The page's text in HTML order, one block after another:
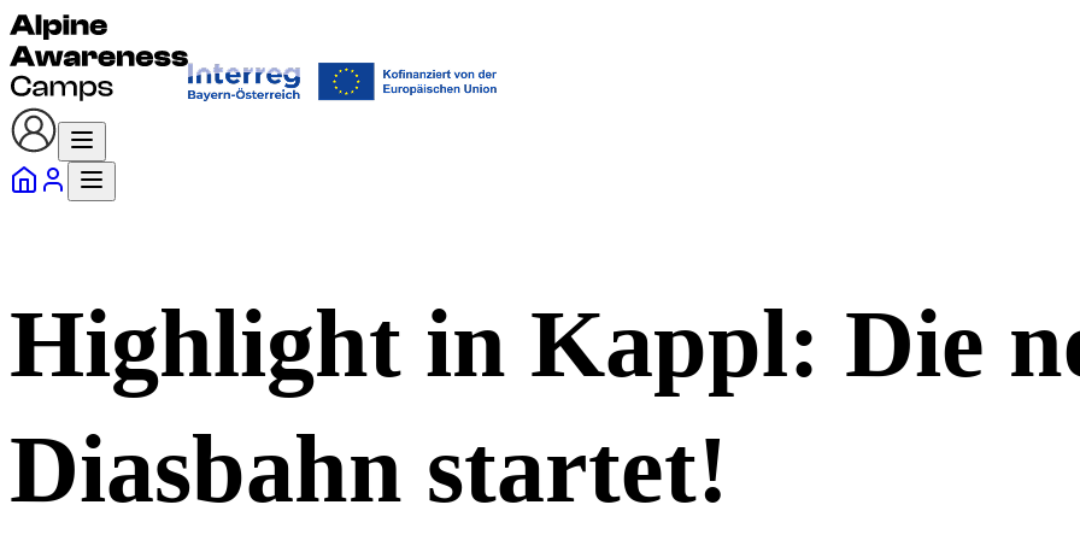
Highlight in Kappl: Die
Diasbahn startet!